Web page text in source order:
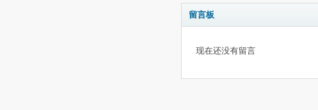
留言板
现在还没有留言